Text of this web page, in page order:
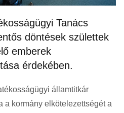
Tanács
döntések születtek
emberek
érdekében.
államtitkár
a kormány elkötelezettségét a